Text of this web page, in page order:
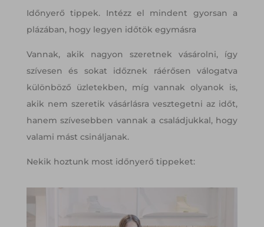
Időnyerő tippek. Intézz el mindent gyorsan a
plázában, hogy legyen időtök egymásra
Vannak, akik nagyon szeretnek vásárolni, így
szívesen és sokat időznek ráérősen válogatva
különböző üzletekben, míg vannak olyanok is,
akik nem szeretik vásárlásra vesztegetni az időt,
hanem szívesebben vannak a családjukkal, hogy
valami mást csináljanak.
Nekik hoztunk most időnyerő tippeket: